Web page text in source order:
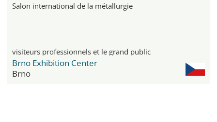
Salon international de la métallurgie
visiteurs professionnels et le grand public
Brno Exhibition Center
Brno